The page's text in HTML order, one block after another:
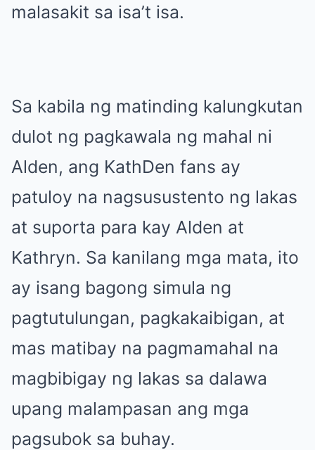
malasakit sa isa’t isa.
Sa kabila ng matinding kalungkutan
dulot ng pagkawala ng mahal ni
Alden, ang KathDen fans ay
patuloy na nagsusustento ng lakas
at suporta para kay Alden at
Kathryn. Sa kanilang mga mata, ito
ay isang bagong simula ng
pagtutulungan, pagkakaibigan, at
mas matibay na pagmamahal na
magbibigay ng lakas sa dalawa
upang malampasan ang mga
pagsubok sa buhay.